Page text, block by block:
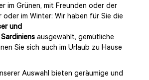
im Grünen, mit Freunden oder der
oder im Winter: Wir haben für Sie die
und
Sardiniens ausgewählt, gemütliche
Sie sich auch im Urlaub zu Hause
Auswahl bieten geräumige und